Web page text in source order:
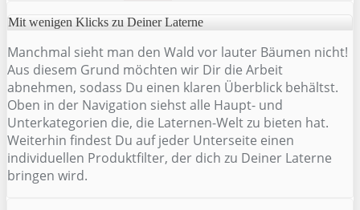
Mit wenigen Klicks zu Deiner Laterne
Manchmal sieht man den Wald vor lauter Bäumen nicht!
Aus diesem Grund möchten wir Dir die Arbeit
abnehmen, sodass Du einen klaren Überblick behältst.
Oben in der Navigation siehst alle Haupt- und
Unterkategorien die, die Laternen-Welt zu bieten hat.
Weiterhin findest Du auf jeder Unterseite einen
individuellen Produktfilter, der dich zu Deiner Laterne
bringen wird.